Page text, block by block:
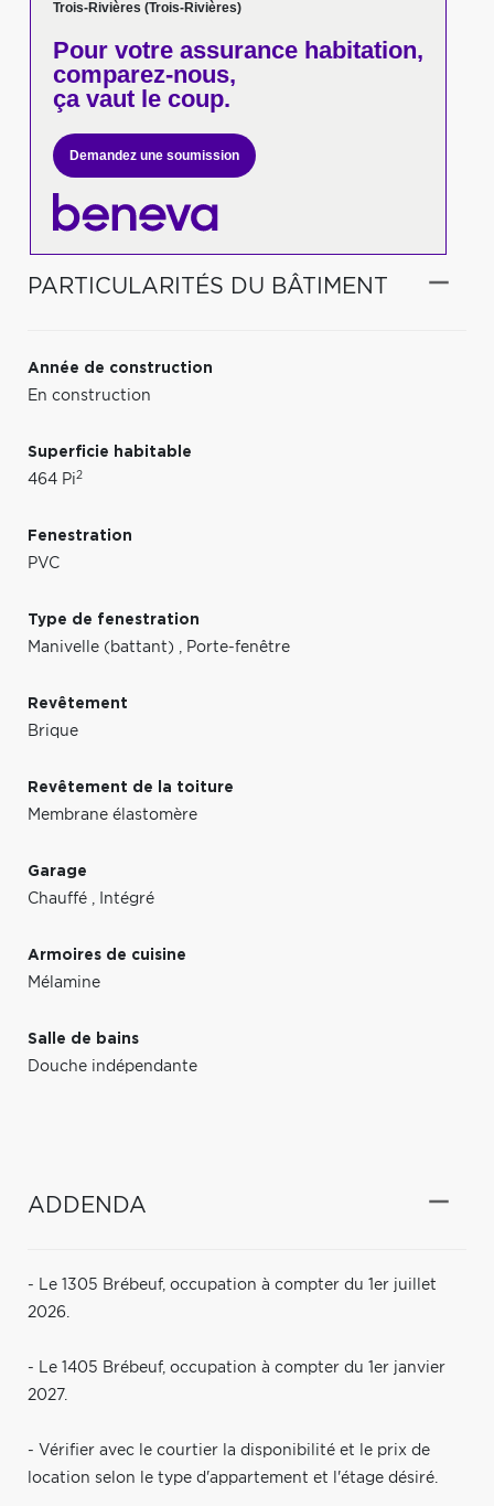
Trois-Rivières (Trois-Rivières)
Pour votreassurance habitation,
comparez-nous,
ça vaut le coup.
Demandez une soumission
PARTICULARITÉS DU BÂTIMENT
Année de construction
En construction
Superficie habitable
464 Pi2
Fenestration
PVC
Type de fenestration
Manivelle (battant) , Porte-fenêtre
Revêtement
Brique
Revêtement de la toiture
Membrane élastomère
Garage
Chauffé , Intégré
Armoires de cuisine
Mélamine
Salle de bains
Douche indépendante
ADDENDA
- Le 1305 Brébeuf, occupation à compter du 1er juillet
2026.
- Le 1405 Brébeuf, occupation à compter du 1er janvier
2027.
- Vérifier avec le courtier la disponibilité et le prix de
location selon le type d'appartement et l'étage désiré.